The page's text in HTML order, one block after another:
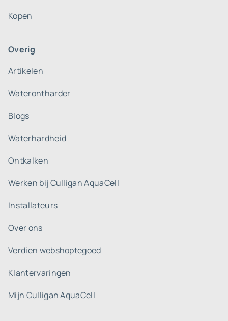
Kopen
Overig
Artikelen
Waterontharder
Blogs
Waterhardheid
Ontkalken
Werken bij Culligan AquaCell
Installateurs
Over ons
Verdien webshoptegoed
Klantervaringen
Mijn Culligan AquaCell